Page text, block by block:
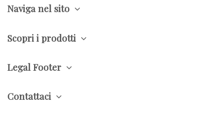
Naviga nel sito
Scopri i prodotti
Legal Footer
Contattaci